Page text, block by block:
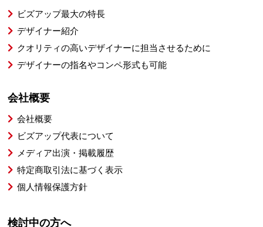
ビズアップ最大の特長
デザイナー紹介
クオリティの高いデザイナーに担当させるために
デザイナーの指名やコンペ形式も可能
会社概要
会社概要
ビズアップ代表について
メディア出演・掲載履歴
特定商取引法に基づく表示
個人情報保護方針
検討中の方へ